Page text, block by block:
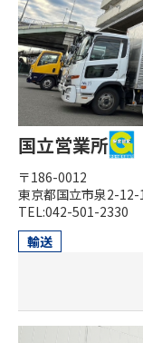
国立営業所
〒186-0012
東京都国立市泉2-12-
TEL:042-501-2330
輸送